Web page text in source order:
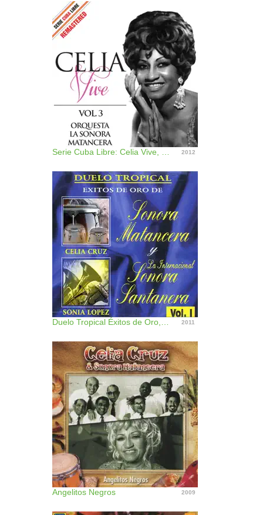
Serie Cuba Libre: Celia Vive, Vol. 3 (Remastered) 2012
Duelo Tropical Éxitos de Oro, Vol. 1 2011
Angelitos Negros 2009